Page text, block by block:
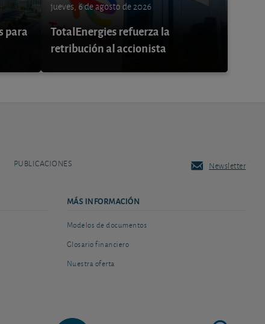
para
jueves, 6 de agosto de 2026
TotalEnergies refuerza la
retribución al accionista
PUBLICACIONES Newsletter
MÁS INFORMACIÓN
Modelos de documentos
Glosario financiero
Nuestra oferta